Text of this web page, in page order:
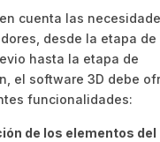
cuenta las
desde la etapa de
hasta la etapa de
el software 3D debe
funcionalidades:
de los elementos del